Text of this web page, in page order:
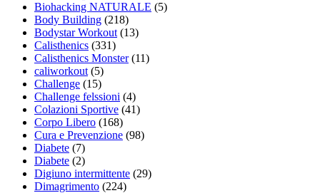
Biohacking NATURALE (5)
Body Building (218)
Bodystar Workout (13)
Calisthenics (331)
Calisthenics Monster(11)
caliworkout (5)
Challenge (15)
Challenge felssioni (4)
Colazioni Sportive (41)
Corpo Libero (168)
Cura e Prevenzione (98)
Diabete (7)
Diabete (2)
Digiuno intermittente (29)
Dimagrimento (224)